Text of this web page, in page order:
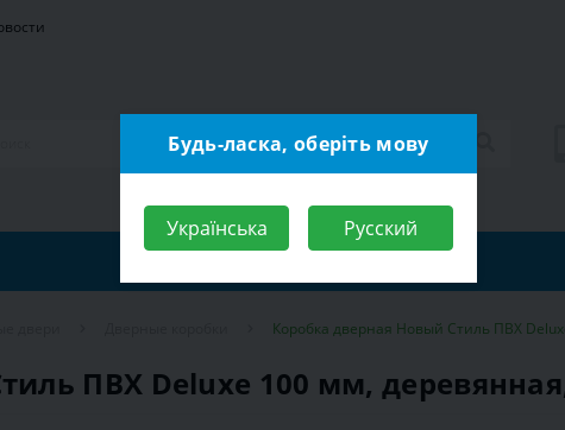
Коробка дверная Новый Стиль ПВХ
ПВХ Deluxe 100 мм,
Будь-ласка, оберіть мову
Українська Русский